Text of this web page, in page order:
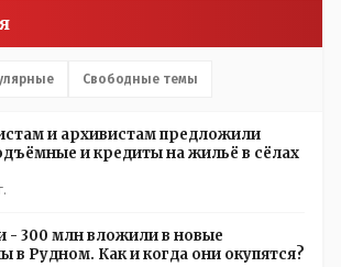
их установили только в
для административно-
питьевой и температурный
считаете иначе?
Свободные темы
и архивистам предложили
и кредиты на жильё в сёлах
- 300 млн вложили в новые
в Рудном. Как и когда они окупятся?